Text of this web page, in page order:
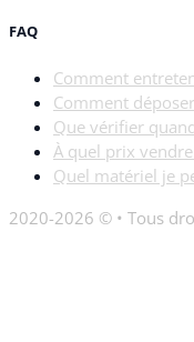
FAQ
Comment
Comment
Que vérifier
À quel prix
Quel matériel je
2020-2026 © • Tous